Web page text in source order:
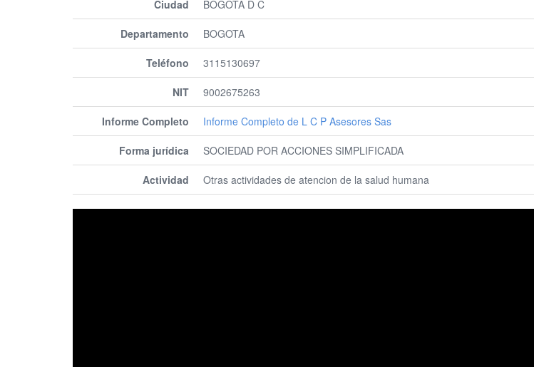
Ciudad BOGOTA D C
Departamento BOGOTA
Teléfono 3115130697
NIT 9002675263
Informe Completo Informe Completo de L C P Asesores Sas
Forma jurídica SOCIEDAD POR ACCIONES SIMPLIFICADA
Actividad Otras actividades de atencion de la salud humana